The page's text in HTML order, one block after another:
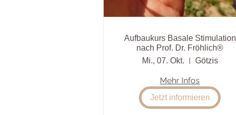
Aufbaukurs Basale Stimulation
nach Prof. Dr. Fröhlich®
Mi., 07. Okt.
Götzis
Mehr Infos
Jetzt informieren